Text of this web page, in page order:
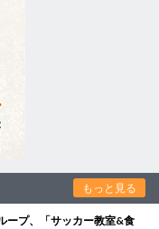
もっと見る
ープ、「サッカー教室&食